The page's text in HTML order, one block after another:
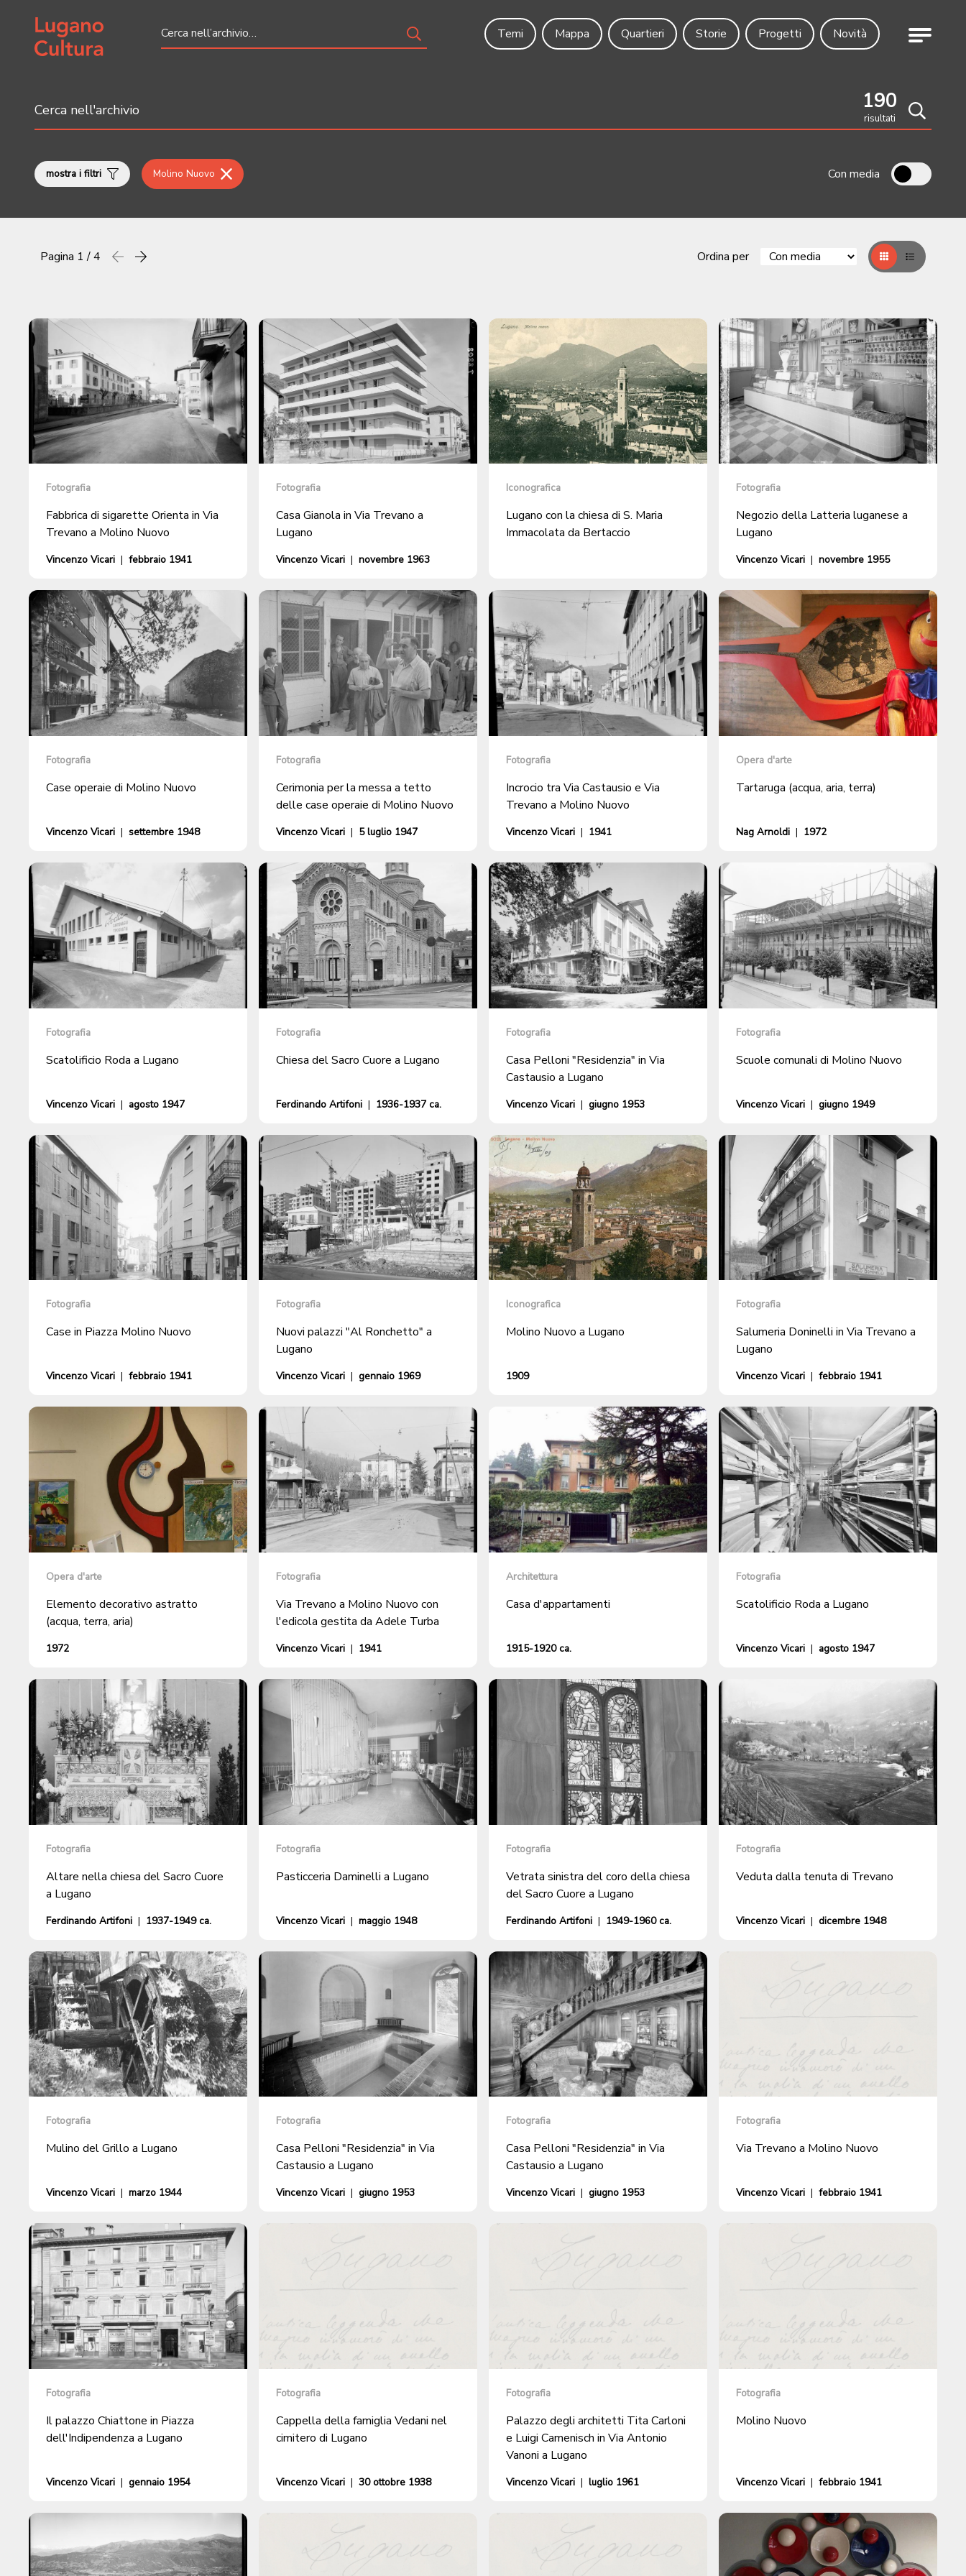
Home page
Temi
Mappa Quartieri Storie Progetti Novità Menu
190
risultati
Cerca
mostra i filtri Molino Nuovo Con media
Pagina 1 / 4 Precedente
successiva Ordina per GrigliaTable
Fotografia
Fabbrica di sigarette Orienta in Via
Trevano a Molino Nuovo
Vincenzo Vicari | febbraio 1941
Fotografia
Casa Gianola in Via Trevano a
Lugano
Vincenzo Vicari | novembre 1963
Iconografica
Lugano con la chiesa di S. Maria
Immacolata da Bertaccio
Fotografia
Negozio della Latteria luganese a
Lugano
Vincenzo Vicari | novembre 1955
Fotografia
Case operaie di Molino Nuovo
Vincenzo Vicari | settembre 1948
Fotografia
Cerimonia per la messa a tetto
delle case operaie di Molino Nuovo
Vincenzo Vicari | 5 luglio 1947
Fotografia
Incrocio tra Via Castausio e Via
Trevano a Molino Nuovo
Vincenzo Vicari | 1941
Opera d'arte
Tartaruga (acqua, aria, terra)
Nag Arnoldi | 1972
Fotografia
Scatolificio Roda a Lugano
Vincenzo Vicari | agosto 1947
Fotografia
Chiesa del Sacro Cuore a Lugano
Ferdinando Artifoni | 1936-1937 ca.
Fotografia
Casa Pelloni "Residenzia" in Via
Castausio a Lugano
Vincenzo Vicari | giugno 1953
Fotografia
Scuole comunali di Molino Nuovo
Vincenzo Vicari | giugno 1949
Fotografia
Case in Piazza Molino Nuovo
Vincenzo Vicari | febbraio 1941
Fotografia
Nuovi palazzi "Al Ronchetto" a
Lugano
Vincenzo Vicari | gennaio 1969
Iconografica
Molino Nuovo a Lugano
1909
Fotografia
Salumeria Doninelli in Via Trevano a
Lugano
Vincenzo Vicari | febbraio 1941
Opera d'arte
Elemento decorativo astratto
(acqua, terra, aria)
1972
Fotografia
Via Trevano a Molino Nuovo con
l'edicola gestita da Adele Turba
Vincenzo Vicari | 1941
Architettura
Casa d'appartamenti
1915-1920 ca.
Fotografia
Scatolificio Roda a Lugano
Vincenzo Vicari | agosto 1947
Fotografia
Altare nella chiesa del Sacro Cuore
a Lugano
Ferdinando Artifoni | 1937-1949 ca.
Fotografia
Pasticceria Daminelli a Lugano
Vincenzo Vicari | maggio 1948
Fotografia
Vetrata sinistra del coro della chiesa
del Sacro Cuore a Lugano
Ferdinando Artifoni | 1949-1960 ca.
Fotografia
Veduta dalla tenuta di Trevano
Vincenzo Vicari | dicembre 1948
Fotografia
Mulino del Grillo a Lugano
Vincenzo Vicari | marzo 1944
Fotografia
Casa Pelloni "Residenzia" in Via
Castausio a Lugano
Vincenzo Vicari | giugno 1953
Fotografia
Casa Pelloni "Residenzia" in Via
Castausio a Lugano
Vincenzo Vicari | giugno 1953
Fotografia
Via Trevano a Molino Nuovo
Vincenzo Vicari | febbraio 1941
Fotografia
Il palazzo Chiattone in Piazza
dell'Indipendenza a Lugano
Vincenzo Vicari | gennaio 1954
Fotografia
Cappella della famiglia Vedani nel
cimitero di Lugano
Vincenzo Vicari | 30 ottobre 1938
Fotografia
Palazzo degli architetti Tita Carloni
e Luigi Camenisch in Via Antonio
Vanoni a Lugano
Vincenzo Vicari | luglio 1961
Fotografia
Molino Nuovo
Vincenzo Vicari | febbraio 1941